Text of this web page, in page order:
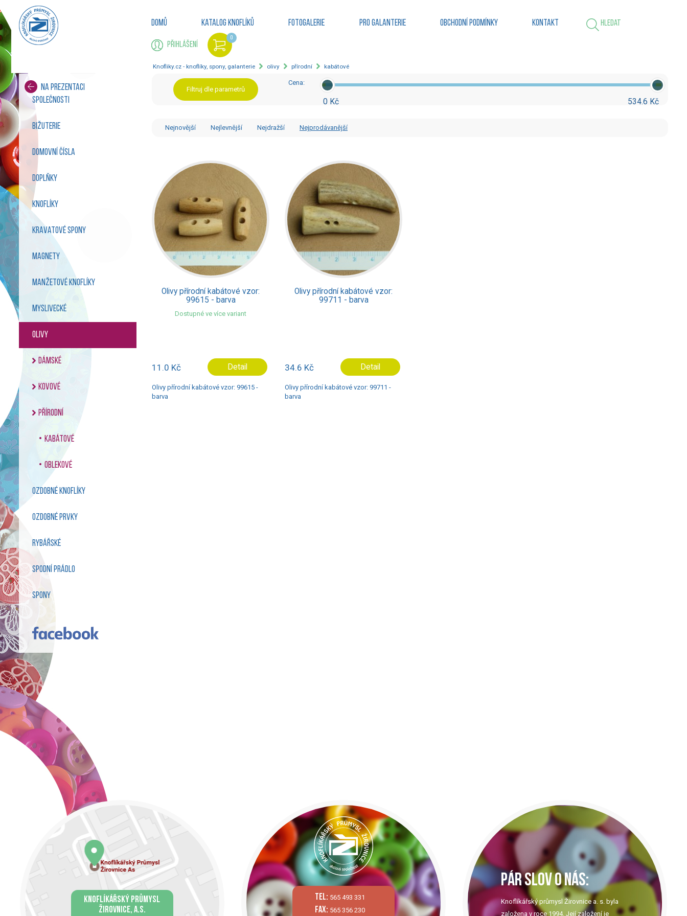
Domů Katalog knoflíků Fotogalerie Pro galanterie Obchodní podmínky Kontakt Hledat
Přihlášení
0
Knofliky.cz - knoflíky, spony, galanterie olivy přírodní kabátové
Na prezentaci
společnosti
bižuterie
domovní čísla
doplňky
knoflíky
kravatové spony
magnety
manžetové knoflíky
myslivecké
olivy
dámské
kovové
přírodní
kabátové
oblekové
ozdobné knoflíky
ozdobné prvky
rybářské
spodní prádlo
spony
Filtruj dle parametrů
Cena:
0 Kč 534.6 Kč
Nejnovější Nejlevnější Nejdražší Nejprodávanější
Olivy přírodní kabátové vzor:
99615 - barva
Dostupné ve více variant
11.0 Kč Detail
Olivy přírodní kabátové vzor: 99615 -
barva
Olivy přírodní kabátové vzor:
99711 - barva
34.6 Kč Detail
Olivy přírodní kabátové vzor: 99711 -
barva
KNOFLÍKÁŘSKÝ PRŮMYSL
ŽIROVNICE, A.S.
tel: 565 493 331
fax: 565 356 230
PÁR SLOV O NÁS:
Knoflíkářský průmysl Žirovnice a. s. byla
založena v roce 1994. Její založení je